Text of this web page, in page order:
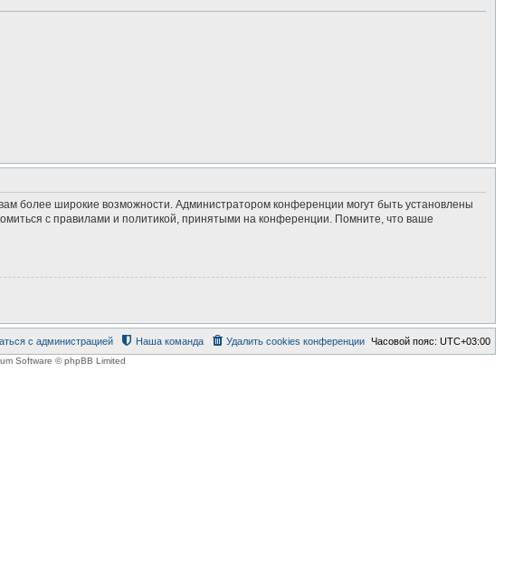
более широкие возможности. Администратором конференции могут быть установлены
с правилами и политикой, принятыми на конференции. Помните, что ваше
Часовой пояс: UTC+03:00
Удалить cookies конференции
Наша команда
с администрацией
Software © phpBB Limited